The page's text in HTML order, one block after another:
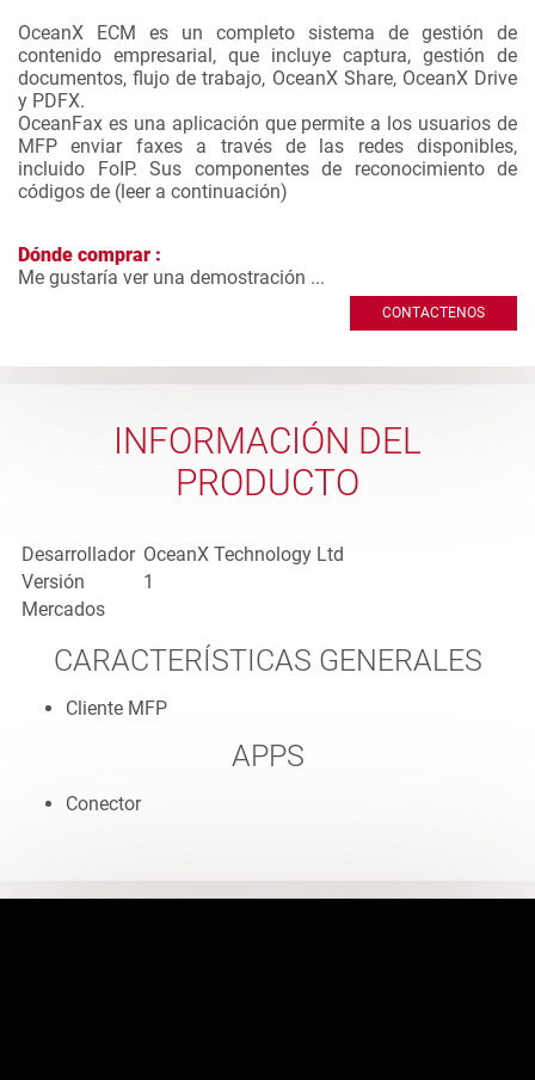
OceanX ECM es un completo sistema de gestión de
contenido empresarial, que incluye captura, gestión de
documentos, flujo de trabajo, OceanX Share, OceanX Drive
y PDFX.
OceanFax es una aplicación que permite a los usuarios de
MFP enviar faxes a través de las redes disponibles,
incluido FoIP. Sus componentes de reconocimiento de
códigos de (leer a continuación)
Dónde comprar :
Me gustaría ver una demostración ...
CONTACTENOS
INFORMACIÓN DEL
PRODUCTO
Desarrollador OceanX Technology Ltd
Versión
1
Mercados
CARACTERÍSTICAS GENERALES
Cliente MFP
APPS
Conector